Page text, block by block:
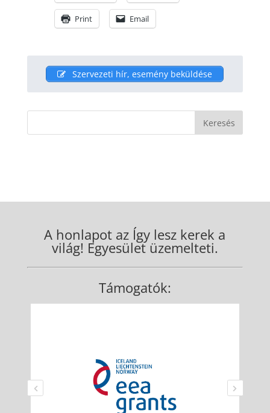
Print Email
Szervezeti hír, esemény beküldése
A honlapot az Így lesz kerek a
világ! Egyesület üzemelteti.
Támogatók: